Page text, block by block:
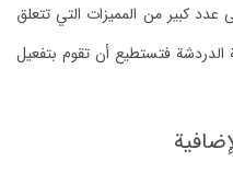
كبير من المميزات التي تتعلق
فتستطيع أن تقوم بتفعيل